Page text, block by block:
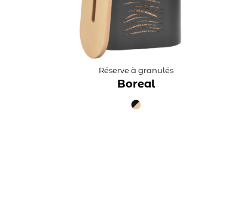
Réserve à granulés
Boreal